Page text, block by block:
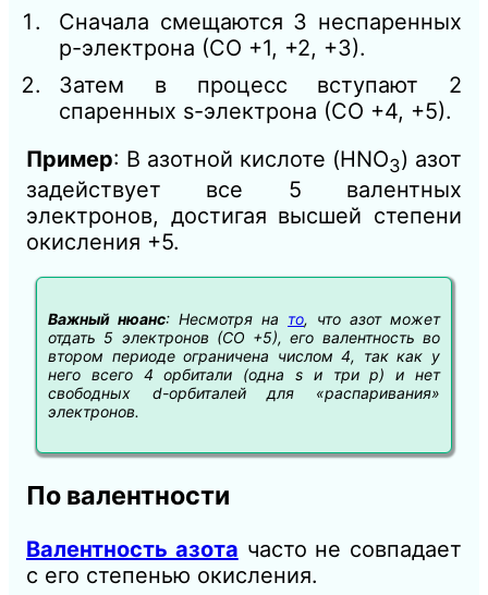
Сначала смещаются 3 неспаренных
p-электрона (СО +1, +2, +3).
Затем в процесс вступают 2
спаренных s-электрона (СО +4, +5).
Пример: В азотной кислоте (HNO3) азот
задействует все 5 валентных
электронов, достигая высшей степени
окисления +5.
Важный нюанс: Несмотря на то, что азот может
отдать 5 электронов (СО +5), его валентность во
втором периоде ограничена числом 4, так как у
него всего 4 орбитали (одна s и три p) и нет
свободных d-орбиталей для «распаривания»
электронов.
По валентности
Валентность азота часто не совпадает
с его степенью окисления.